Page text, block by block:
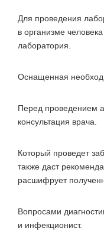
Для проведения
в организме
лаборатория.
Оснащенная
Перед проведением
консультация врача.
Который проведет
также даст
расшифрует
Вопросами
и инфекционист.